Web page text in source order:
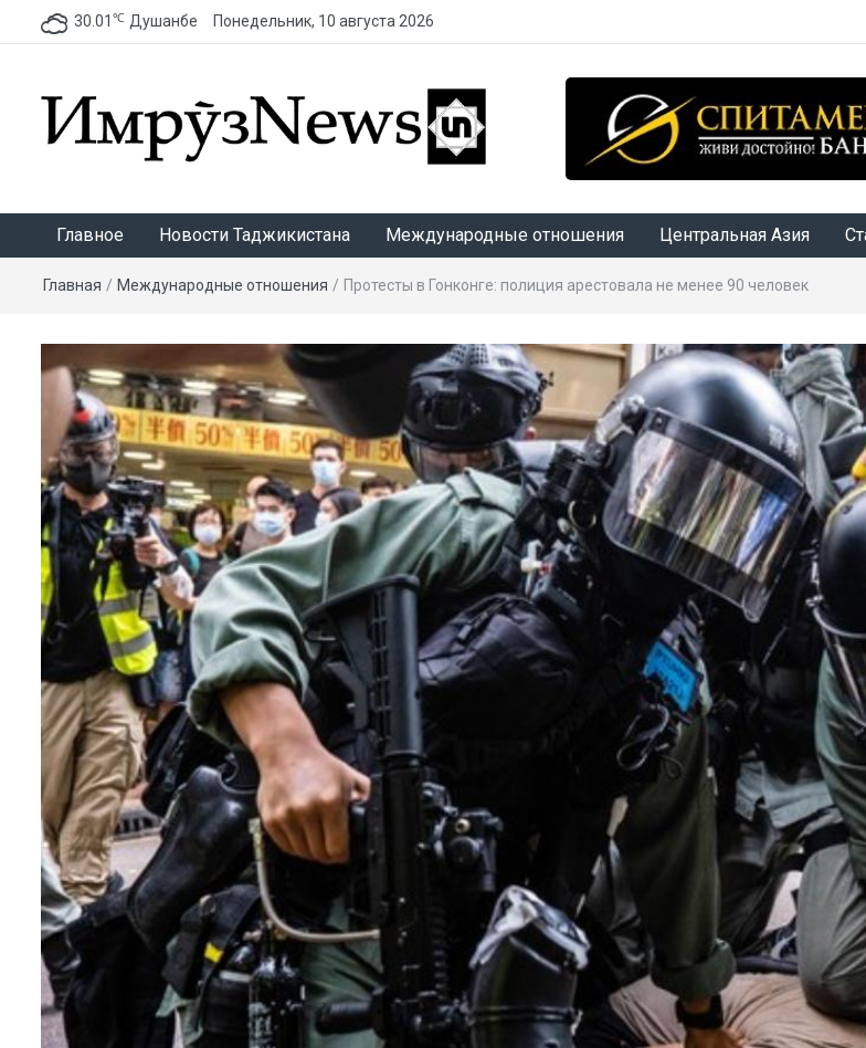
30.01 ℃ Душанбе Понедельник, 10 августа 2026
Главное Новости Таджикистана Международные отношения Центральная Азия
Главная / Международные отношения / Протесты в Гонконге: полиция арестовала не менее 90 человек